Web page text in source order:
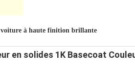
voiture à haute finition brillante
en solides 1K Basecoat